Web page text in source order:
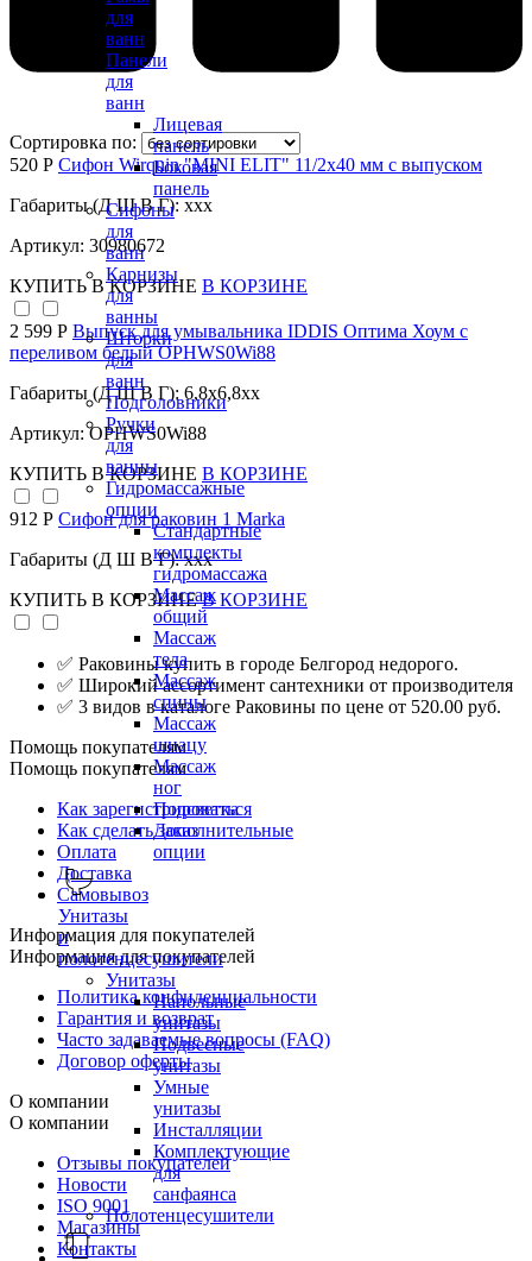
для
ванн
Панели
для
ванн
Лицевая
панель
Боковая
панель
Сифоны
для
ванн
Карнизы
для
ванны
Шторки
для
ванн
Подголовники
Ручки
для
ванны
Гидромассажные
опции
Стандартные
комплекты
гидромассажа
Массаж
общий
Массаж
тела
Массаж
спины
Массаж
шиацу
Массаж
ног
Подсветка
Дополнительные
опции
Унитазы
и
полотенцесушители
Унитазы
Напольные
унитазы
Подвесные
унитазы
Умные
унитазы
Инсталляции
Комплектующие
для
санфаянса
Полотенцесушители
Сортировка по:
520 Р Сифон Wirquin "MINI ELIT" 11/2х40 мм с выпуском
Габариты (Д Ш В Г): xxx
Артикул: 30980672
КУПИТЬ В КОРЗИНЕ В КОРЗИНЕ
2 599 Р Выпуск для умывальника IDDIS Оптима Хоум с
переливом белый OPHWS0Wi88
Габариты (Д Ш В Г): 6,8x6,8xx
Артикул: OPHWS0Wi88
КУПИТЬ В КОРЗИНЕ В КОРЗИНЕ
912 Р Сифон для раковин 1 Marka
Габариты (Д Ш В Г): xxx
КУПИТЬ В КОРЗИНЕ В КОРЗИНЕ
✅ Раковины купить в городе Белгород недорого.
✅ Широкий ассортимент сантехники от производителя
✅ 3 видов в каталоге Раковины по цене от 520.00 руб.
Помощь покупателям
Помощь покупателям
Как зарегистрироваться
Как сделать заказ
Оплата
Доставка
Самовывоз
Информация для покупателей
Информация для покупателей
Политика конфиденциальности
Гарантия и возврат
Часто задаваемые вопросы (FAQ)
Договор оферты
О компании
О компании
Отзывы покупателей
Новости
ISO 9001
Магазины
Контакты